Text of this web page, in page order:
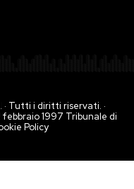
Tutti i diritti riservati. ·
1997 Tribunale di
Policy